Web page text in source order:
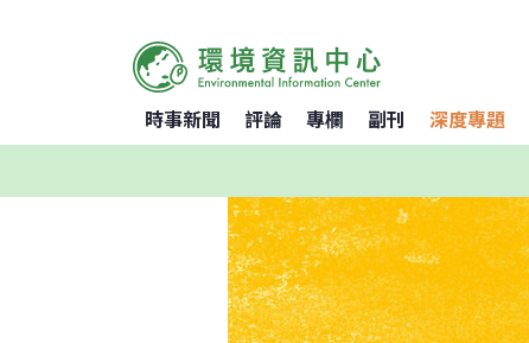
時事新聞 評論 專欄 副刊 深度專題